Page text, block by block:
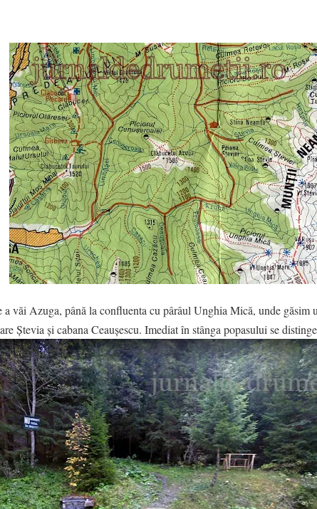
văi Azuga, până la confluenta cu pârâul Unghia Mică, unde găsim
Ștevia și cabana Ceaușescu. Imediat în stânga popasului se